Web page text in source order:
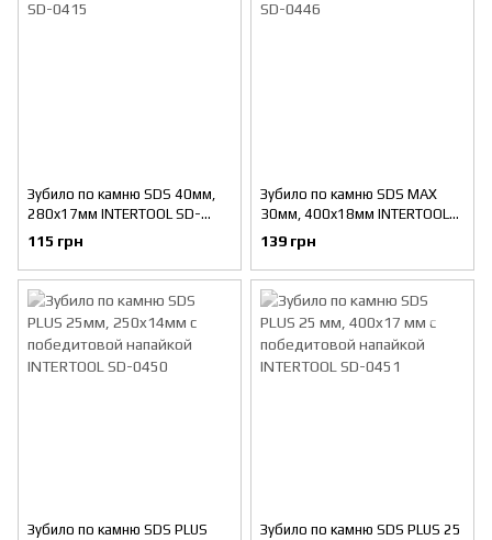
Зубило по камню SDS 40мм,
280x17мм INTERTOOL SD-
0415
115 грн
Зубило по камню SDS MAX
30мм, 400x18мм INTERTOOL
SD-0446
139 грн
Зубило по камню SDS PLUS
Зубило по камню SDS PLUS 25